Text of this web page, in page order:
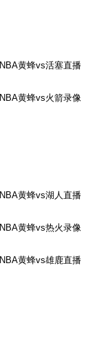
NBA黄蜂vs活塞直播
NBA黄蜂vs火箭录像
NBA黄蜂vs湖人直播
NBA黄蜂vs热火录像
NBA黄蜂vs雄鹿直播